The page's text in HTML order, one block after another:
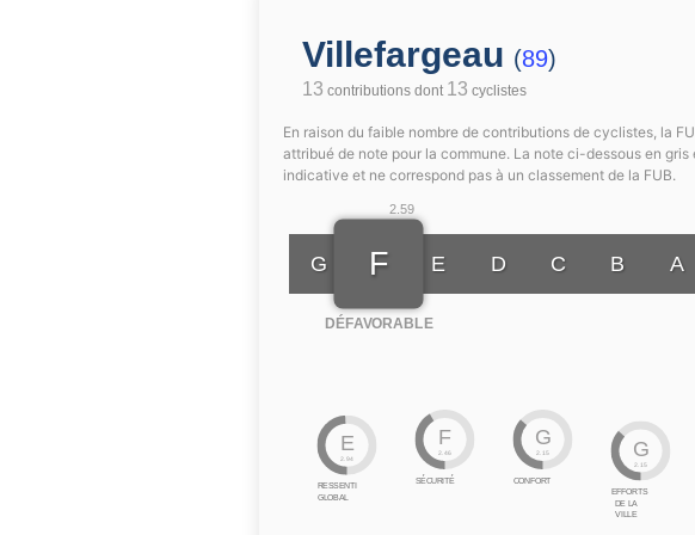
Villefargeau (89)
13 contributions dont 13 cyclistes
En raison du faible nombre de contributions de cyclistes, la
attribué de note pour la commune. La note ci-dessous en gris
indicative et ne correspond pas à un classement de la FUB.
G
2.59
F
DÉFAVORABLE
E D C B A
E
2.94
RESSENTI
GLOBAL
F
2.46
SÉCURITÉ
G
2.15
CONFORT
G
2.15
EFFORTS
DE LA
VILLE